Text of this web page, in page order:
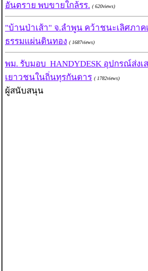
อันตราย พบขายใกล้รร. ( 620views)
"บ้านป่าเส้า" จ.ลำพูน คว้าชนะเลิศภา
ธรรมแผ่นดินทอง ( 1687views)
พม. รับมอบ HANDYDESK อุปกรณ์ส่งเ
เยาวชนในถิ่นทุรกันดาร ( 1782views)
ผู้สนับสนุน